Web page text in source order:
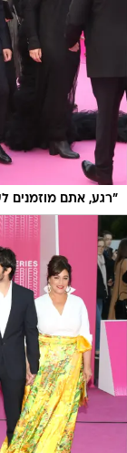
"רגע, אתם מוזמנים